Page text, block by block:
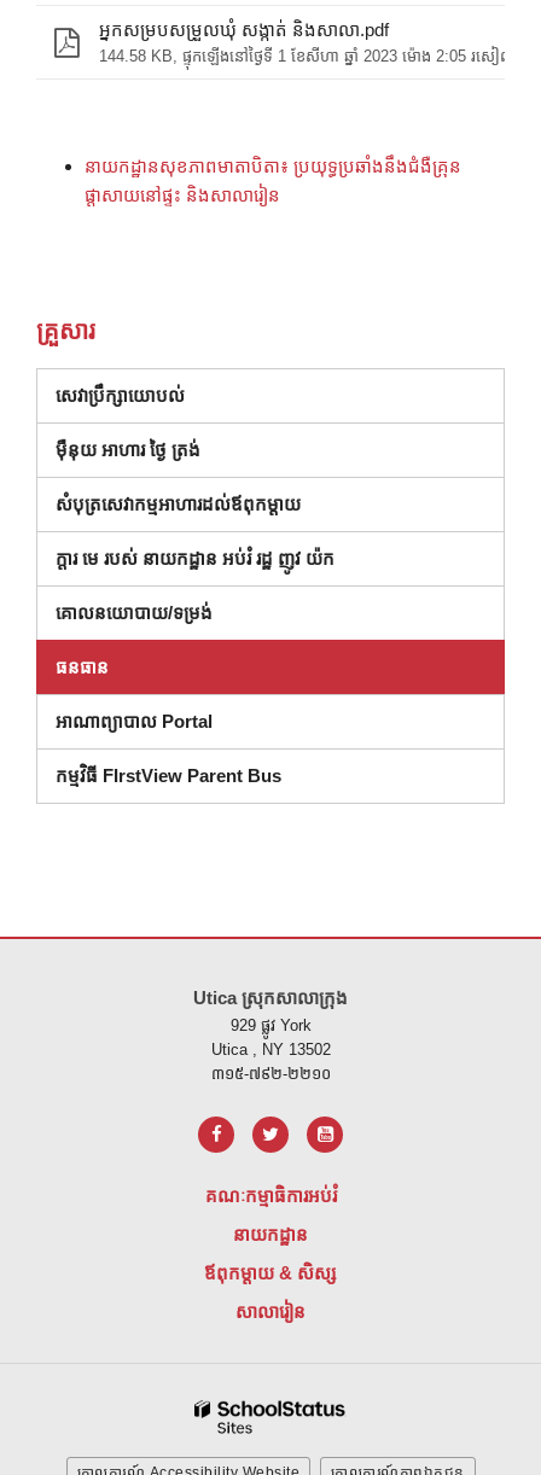
អ្នកសម្របសម្រួលឃុំ សង្កាត់ និងសាលា.pdf
144.58 KB, ផ្ទុកឡើងនៅថ្ងៃទី 1 ខែសីហា ឆ្នាំ 2023 ម៉ោង 2:05 រសៀល
នាយកដ្ឋានសុខភាពមាតាបិតា៖ ប្រយុទ្ធប្រឆាំងនឹងជំងឺគ្រុន
ផ្តាសាយនៅផ្ទះ និងសាលារៀន
គ្រួសារ
សេវាប្រឹក្សាយោបល់(បើកក្នុងបង្អួចថ្មី)
ម៉ឺនុយ អាហារ ថ្ងៃ ត្រង់
សំបុត្រសេវាកម្មអាហារដល់ឪពុកម្តាយ
ក្តារ មេ របស់ នាយកដ្ឋាន អប់រំ រដ្ឋ ញូវ យ៉ក
គោលនយោបាយ/ទម្រង់
ធនធាន
អាណាព្យាបាល Portal
កម្មវិធី FIrstView Parent Bus
Utica ស្រុកសាលាក្រុង
929 ផ្លូវ York
Utica , NY 13502
៣១៥-៧៩២-២២១០
គណៈកម្មាធិការអប់រំ
នាយកដ្ឋាន
ឪពុកម្តាយ & សិស្ស
សាលារៀន